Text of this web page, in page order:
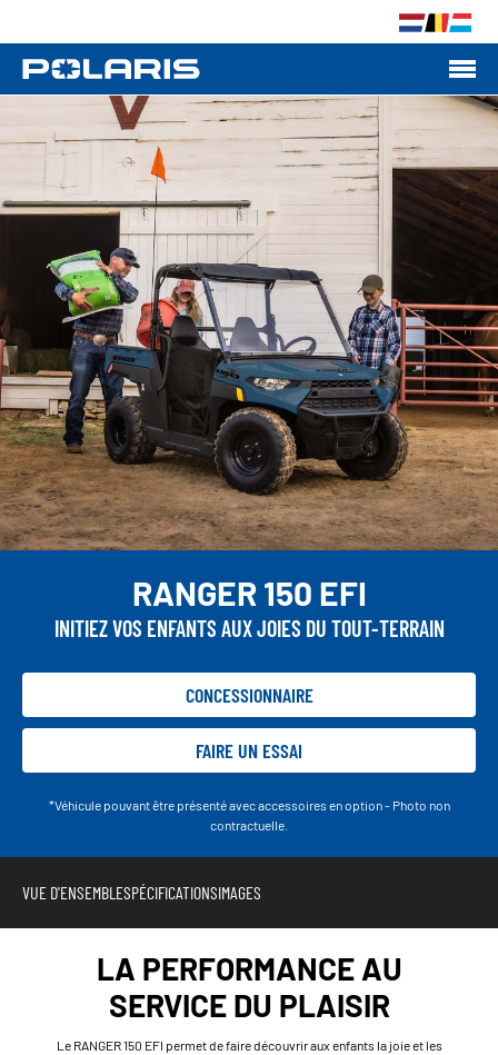
RANGER 150 EFI
INITIEZ VOS ENFANTS AUX JOIES DU TOUT-TERRAIN
CONCESSIONNAIRE
FAIRE UN ESSAI
*Véhicule pouvant être présenté avec accessoires en option - Photo non
contractuelle.
VUE D'ENSEMBLESPÉCIFICATIONSIMAGES
LA PERFORMANCE AU
SERVICE DU PLAISIR
Le RANGER 150 EFI permet de faire découvrir aux enfants la joie et les